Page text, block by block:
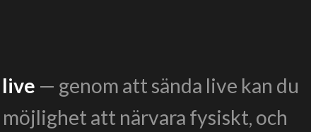
— genom att sända live kan du
att närvara fysiskt, och